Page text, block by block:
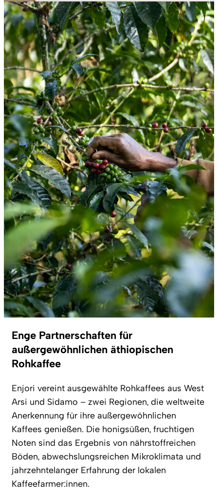
Enge Partnerschaften für
außergewöhnlichen äthiopischen
Rohkaffee
Enjori vereint ausgewählte Rohkaffees aus West
Arsi und Sidamo – zwei Regionen, die weltweite
Anerkennung für ihre außergewöhnlichen
Kaffees genießen. Die honigsüßen, fruchtigen
Noten sind das Ergebnis von nährstoffreichen
Böden, abwechslungsreichen Mikroklimata und
jahrzehntelanger Erfahrung der lokalen
Kaffeefarmer:innen.